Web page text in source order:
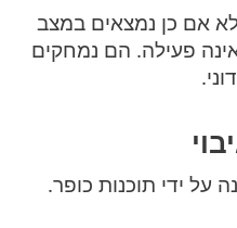
אם כן נמצאים במצב
פעילה. הם נמחקים
על ידי תוכנות כופר.